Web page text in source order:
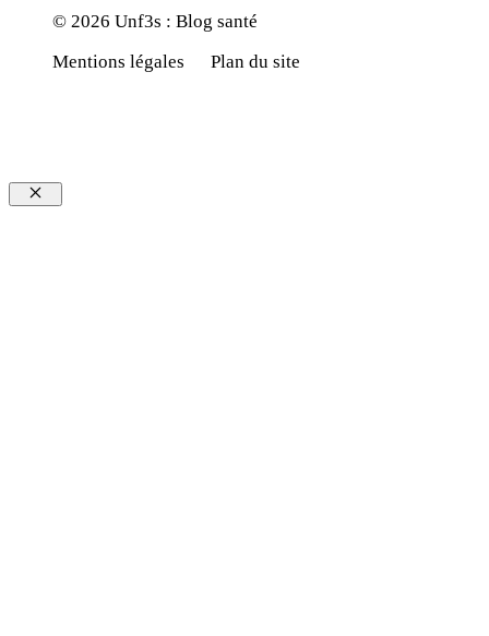
© 2026 Unf3s : Blog santé
Mentions légales
Plan du site
Fermer